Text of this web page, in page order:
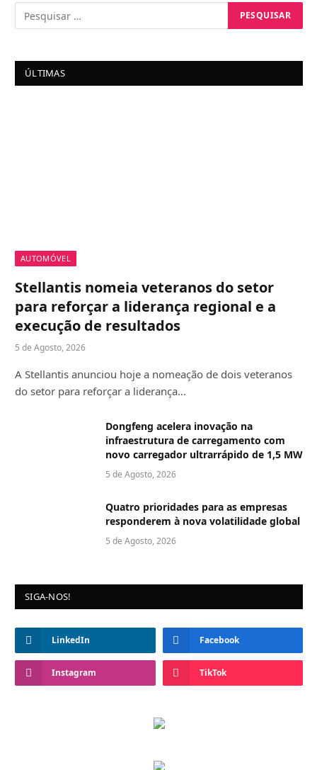
ÚLTIMAS
AUTOMÓVEL
Stellantis nomeia veteranos do setor
para reforçar a liderança regional e a
execução de resultados
5 de Agosto, 2026
A Stellantis anunciou hoje a nomeação de dois veteranos
do setor para reforçar a liderança…
Dongfeng acelera inovação na
infraestrutura de carregamento com
novo carregador ultrarrápido de 1,5 MW
5 de Agosto, 2026
Quatro prioridades para as empresas
responderem à nova volatilidade global
5 de Agosto, 2026
SIGA-NOS!
LinkedIn Facebook
Instagram TikTok